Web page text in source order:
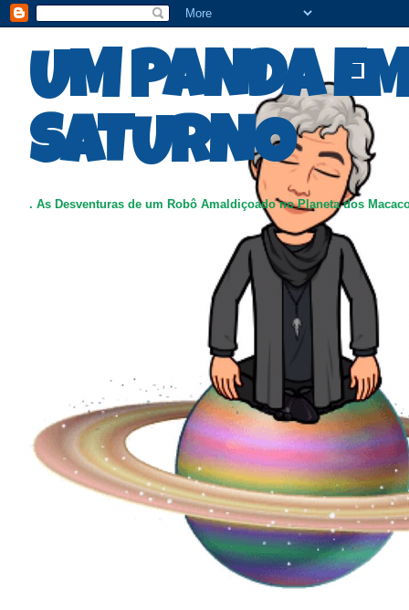
UM PANDA
SATURNO
. As Desventuras de um Robô Amaldiçoado no Planeta dos